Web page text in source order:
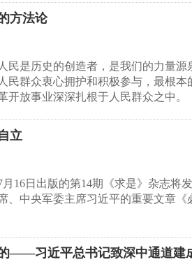
方法论
人民是历史的创造者，是我们的力量
人民群众衷心拥护和积极参与，最根
开放事业深深扎根于人民群众之中。
立
月16日出版的第14期《求是》杂志将
、中央军委主席习近平的重要文章《
——习近平总书记致深中通道建